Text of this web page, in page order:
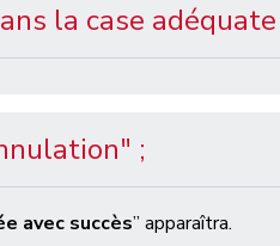
la case adéquate
;
avec succès” apparaîtra.